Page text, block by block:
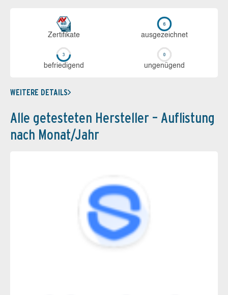
Zerti­fikate aus­ge­zeich­net
be­frie­di­gend un­ge­nü­gend
WEITERE DETAILS
Alle getesteten Hersteller – Auflistung
nach Monat/Jahr